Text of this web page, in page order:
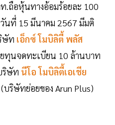
.ถือหุ้นทางอ้อมร้อยละ 100
นที่ 15 มีนาคม 2567 มีมติ
ษัท เอ็กซ์ โมบิลิตี้ พลัส
ทุนจดทะเบียน 10 ล้านบาท
ริษัท นีโอ โมบิลิตี้เอเชีย
ริษัทย่อยของ Arun Plus)